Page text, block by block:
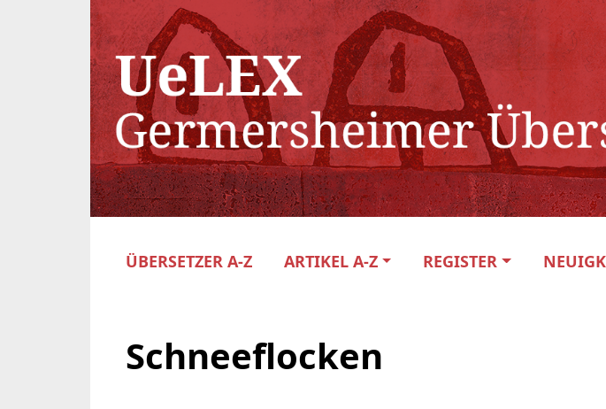
ÜBERSETZER A-Z ARTIKEL A-Z REGISTER
Schneeflocken